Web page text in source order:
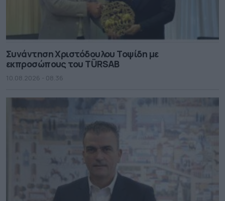
Συνάντηση Χριστόδουλου Τοψίδη με
εκπροσώπους του TÜRSAB
10.08.2026 - 08.36